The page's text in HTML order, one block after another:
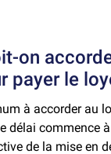
on
payer le
à accorder au
délai commence
de la mise en